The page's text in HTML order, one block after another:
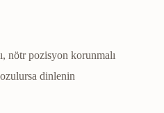
nötr pozisyon korunmalı
dinlenin